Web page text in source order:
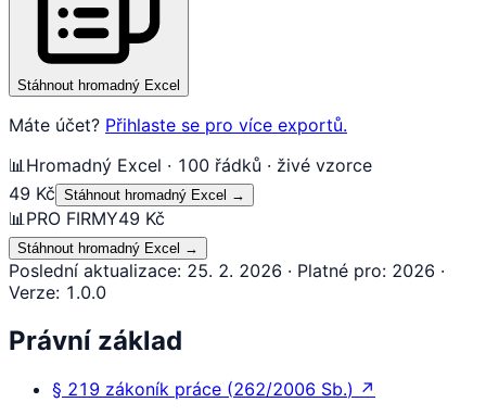
Stáhnout hromadný Excel
Máte účet? Přihlaste se pro více exportů.
📊 Hromadný Excel · 100 řádků · živé vzorce
49 Kč Stáhnout hromadný Excel →
📊 PRO FIRMY49 Kč
Stáhnout hromadný Excel →
Poslední aktualizace: 25. 2. 2026 · Platné pro: 2026 ·
Verze: 1.0.0
Právní základ
§ 219 zákoník práce (262/2006 Sb.) ↗